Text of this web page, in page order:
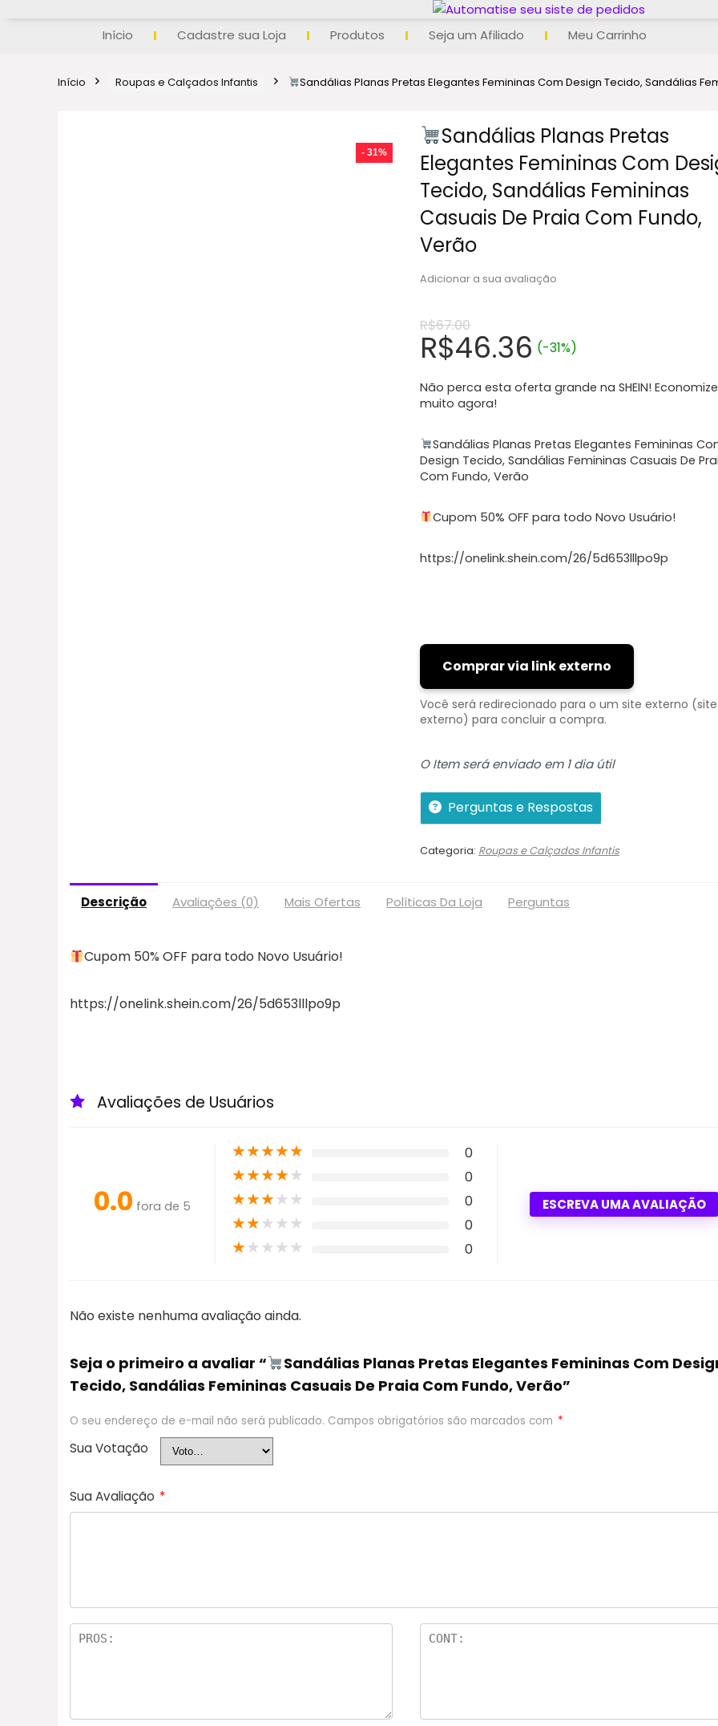
Início Cadastre sua Loja Produtos Seja um Afiliado Meu Carrinho
Início Roupas e Calçados Infantis Sandálias Planas Pretas Elegantes Femininas Com Design Tecido, Sandálias
- 31%
Sandálias Planas Pretas
Elegantes Femininas Com
Tecido, Sandálias Femininas
Casuais De Praia Com Fundo,
Verão
Adicionar a sua avaliação
R$67.00
R$46.36 (-31%)
Não perca esta oferta grande na SHEIN! Economize
muito agora!​
Sandálias Planas Pretas Elegantes Femininas
Design Tecido, Sandálias Femininas Casuais De
Com Fundo, Verão
Cupom 50% OFF para todo Novo Usuário!
https://onelink.shein.com/26/5d653lllpo9p
Comprar via link externo
Você será redirecionado para o um site externo (site
externo) para concluir a compra.
O Item será enviado em 1 dia útil
Perguntas e Respostas
Categoria: Roupas e Calçados Infantis
Descrição Avaliações (0) Mais Ofertas Políticas Da Loja Perguntas
Cupom 50% OFF para todo Novo Usuário!
https://onelink.shein.com/26/5d653lllpo9p
Avaliações de Usuários
0.0 fora de 5
★★★★★ 0
★★★★★ 0
★★★★★ 0
★★★★★ 0
★★★★★ 0
ESCREVA UMA AVALIAÇÃO
Não existe nenhuma avaliação ainda.
Seja o primeiro a avaliar “
Sandálias Planas Pretas Elegantes Femininas Com
Tecido, Sandálias Femininas Casuais De Praia Com Fundo, Verão”
O seu endereço de e-mail não será publicado. Campos obrigatórios são marcados com *
Sua Votação
Sua Avaliação *